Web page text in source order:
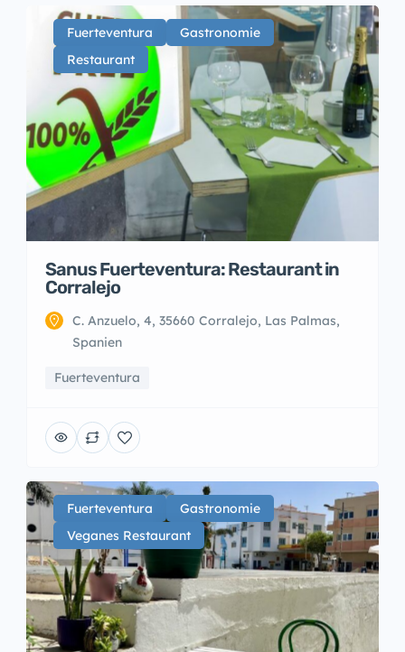
Fuerteventura
Gastronomie
Restaurant
Sanus Fuerteventura: Restaurant in
Corralejo
C. Anzuelo, 4, 35660 Corralejo, Las Palmas,
Spanien
Fuerteventura
Fuerteventura
Gastronomie
Veganes Restaurant